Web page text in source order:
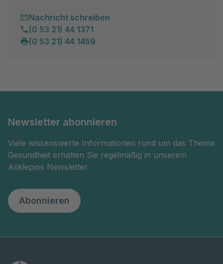
Nachricht schreiben
(0 53 21) 44 1371
(0 53 21) 44 1459
Newsletter abonnieren
Viele wissenswerte Informationen rund um das Thema
Gesundheit erhalten Sie regelmäßig in unserem
Asklepios Newsletter.
Abonnieren